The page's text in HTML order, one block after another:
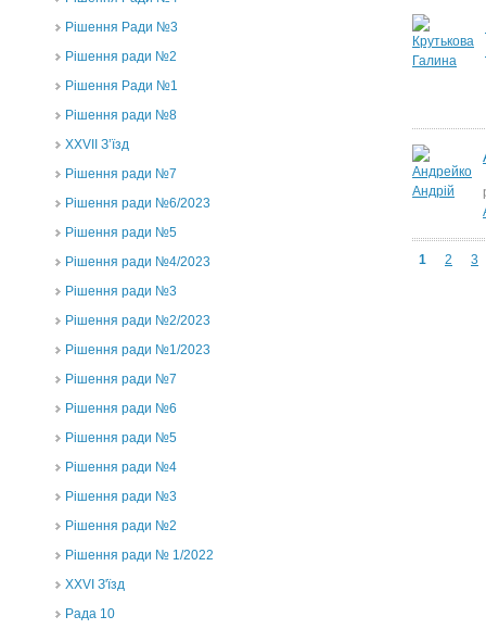
Рішення Ради №3
Рішення ради №2
Рішення Ради №1
Рішення ради №8
ХХVII З’їзд
Рішення ради №7
Рішення ради №6/2023
Рішення ради №5
Рішення ради №4/2023
Рішення ради №3
Рішення ради №2/2023
Рішення ради №1/2023
Рішення ради №7
Рішення ради №6
Рішення ради №5
Рішення ради №4
Рішення ради №3
Рішення ради №2
Рішення ради № 1/2022
XXVI З'їзд
Рада 10
1 2 3